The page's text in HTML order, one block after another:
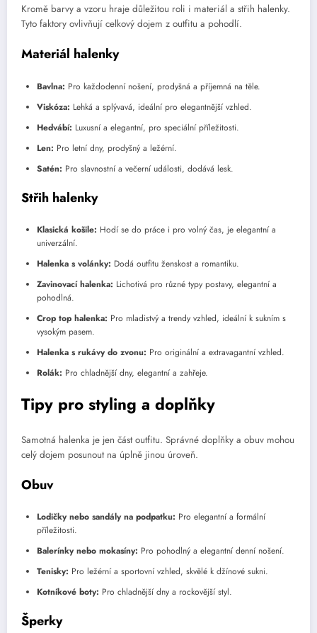
Kromě barvy a vzoru hraje důležitou roli i materiál a střih halenky.
Tyto faktory ovlivňují celkový dojem z outfitu a pohodlí.
Materiál halenky
Bavlna: Pro každodenní nošení, prodyšná a příjemná na těle.
Viskóza: Lehká a splývavá, ideální pro elegantnější vzhled.
Hedvábí: Luxusní a elegantní, pro speciální příležitosti.
Len: Pro letní dny, prodyšný a ležérní.
Satén: Pro slavnostní a večerní události, dodává lesk.
Střih halenky
Klasická košile: Hodí se do práce i pro volný čas, je elegantní a
univerzální.
Halenka s volánky: Dodá outfitu ženskost a romantiku.
Zavinovací halenka: Lichotivá pro různé typy postavy, elegantní a
pohodlná.
Crop top halenka: Pro mladistvý a trendy vzhled, ideální k sukním s
vysokým pasem.
Halenka s rukávy do zvonu: Pro originální a extravagantní vzhled.
Rolák: Pro chladnější dny, elegantní a zahřeje.
Tipy pro styling a doplňky
Samotná halenka je jen část outfitu. Správné doplňky a obuv mohou
celý dojem posunout na úplně jinou úroveň.
Obuv
Lodičky nebo sandály na podpatku: Pro elegantní a formální
příležitosti.
Balerínky nebo mokasíny: Pro pohodlný a elegantní denní nošení.
Tenisky: Pro ležérní a sportovní vzhled, skvělé k džínové sukni.
Kotníkové boty: Pro chladnější dny a rockovější styl.
Šperky